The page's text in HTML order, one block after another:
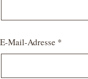
E-Mail-Adresse *